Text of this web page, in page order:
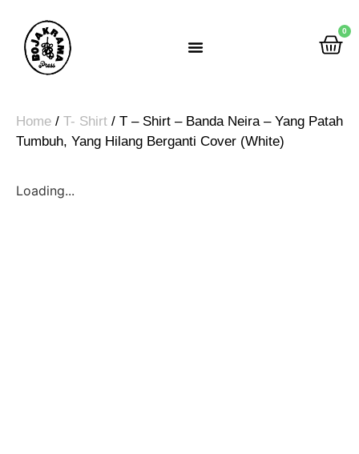
0
Home / T- Shirt / T – Shirt – Banda Neira – Yang Patah
Tumbuh, Yang Hilang Berganti Cover (White)
Loading...